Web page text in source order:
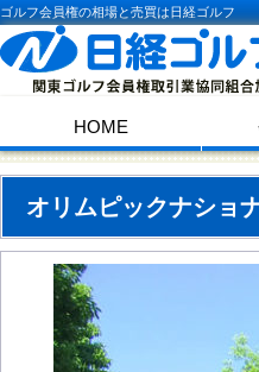
ゴルフ会員権の相場と売買は日経ゴルフ
HOME
オリムピックナショ